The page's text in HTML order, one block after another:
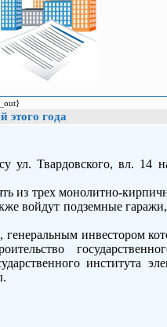
этого года
Твардовского, вл. 14
из трех монолитно-
войдут подземные
инвестором
института